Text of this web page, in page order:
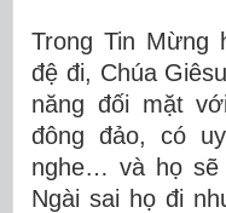
Trong Tin Mừng
đệ đi, Chúa
năng đối mặt
đông đảo, có
nghe… và họ sẽ
Ngài sai họ đi